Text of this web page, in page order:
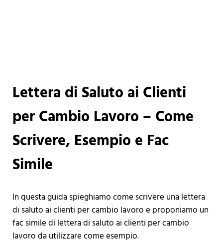
Lettera di Saluto ai Clienti
per Cambio Lavoro – Come
Scrivere, Esempio e Fac
Simile
In questa guida spieghiamo come scrivere una lettera
di saluto ai clienti per cambio lavoro e proponiamo un
fac simile di lettera di saluto ai clienti per cambio
lavoro da utilizzare come esempio.